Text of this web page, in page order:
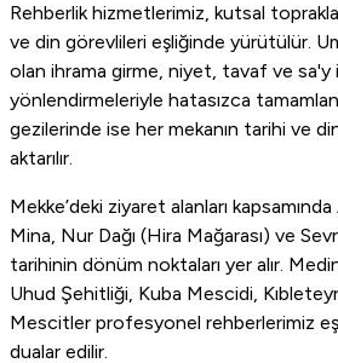
Rehberlik hizmetlerimiz, kutsal
ve din görevlileri eşliğinde yürütülür.
olan ihrama girme, niyet, tavaf ve sa'y
yönlendirmeleriyle hatasızca
gezilerinde ise her mekanın tarihi ve
aktarılır.
Mekke’deki ziyaret alanları
Mina, Nur Dağı (Hira Mağarası) ve
tarihinin dönüm noktaları yer alır.
Uhud Şehitliği, Kuba Mescidi,
Mescitler profesyonel rehberlerimiz
dualar edilir.